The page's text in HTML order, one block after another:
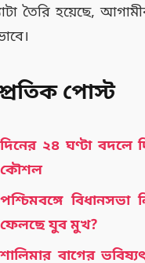
তৈরি হয়েছে,
পোস্ট
দিনের ২৪ ঘণ্টা
কৌশল
পশ্চিমবঙ্গে
ফেলছে যুব মুখ?
শালিমার বাগের